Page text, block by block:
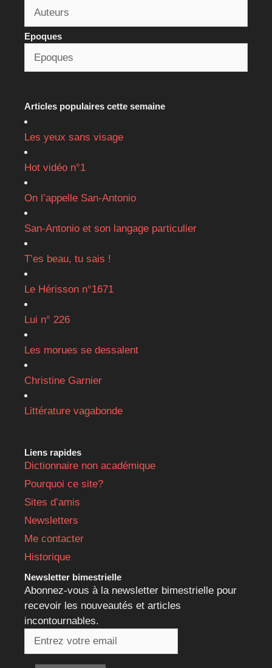
Epoques
Articles populaires cette semaine
Les yeux sans visage
Hot vidéo n°1
On l’appelle San-Antonio
San-Antonio et son langage particulier
T’es beau, tu sais !
Le Hérisson n°1671
Lui n° 226
Les morues se dessalent
Christine Garnier
Littérature vagabonde
Liens rapides
Dictionnaire non académique
Pourquoi ce site?
Sites d’amis
Newsletters
Me contacter
Historique
Newsletter bimestrielle
Abonnez-vous à la newsletter bimestrielle pour
recevoir les nouveautés et articles
incontournables.